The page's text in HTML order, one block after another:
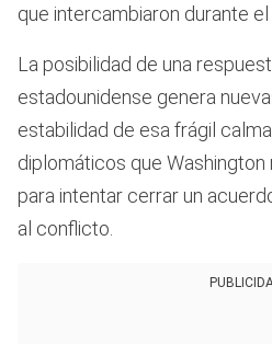
que intercambiaron durante el
La posibilidad de una
estadounidense genera
estabilidad de esa frágil
diplomáticos que Washington
para intentar cerrar un
al conflicto.